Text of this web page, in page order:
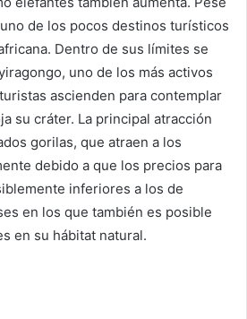
de los pocos destinos turísticos
Dentro de sus límites se
uno de los más activos
ascienden para contemplar
su cráter. La principal atracción
gorilas, que atraen a los
debido a que los precios para
inferiores a los de
en los que también es posible
en su hábitat natural.